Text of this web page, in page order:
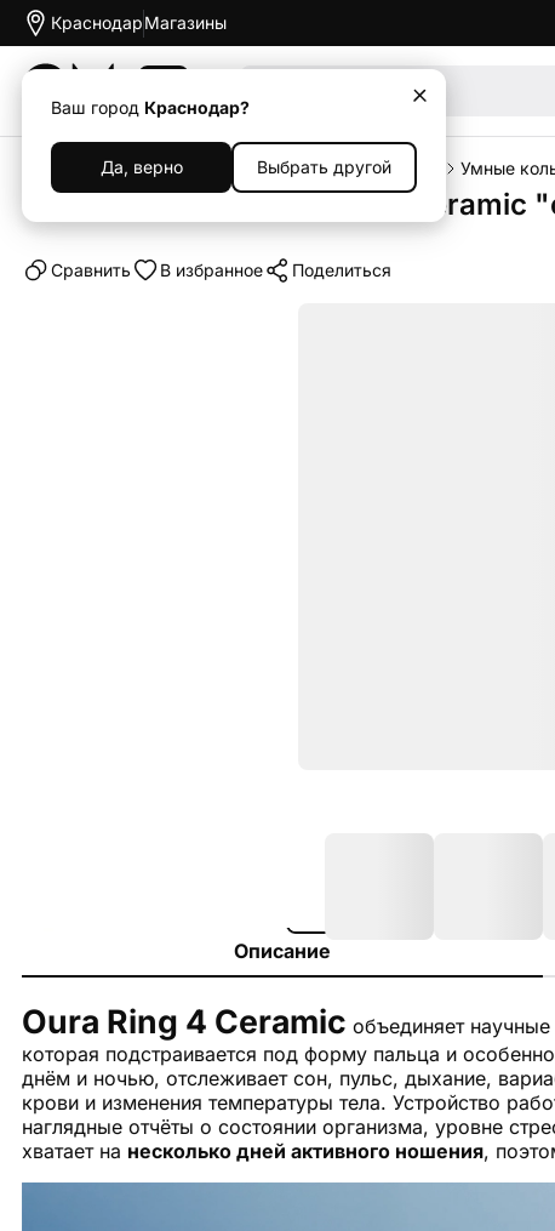
Краснодар
Ваш город Краснодар?
Да, верно Выбрать другой
Магазины
Каталог Гаджеты Умные устройства Умные
Умное кольцо Oura Ring 4 Ceramic
Cравнить В избранное Поделиться
Описание
Oura Ring 4 Ceramic объединяет
которая подстраивается под форму пальца и
днём и ночью, отслеживает сон, пульс, дыхание,
крови и изменения температуры тела. Устройство
наглядные отчёты о состоянии организма, уровне
хватает на несколько дней активного ношения,